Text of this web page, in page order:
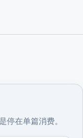
停在单篇消费。